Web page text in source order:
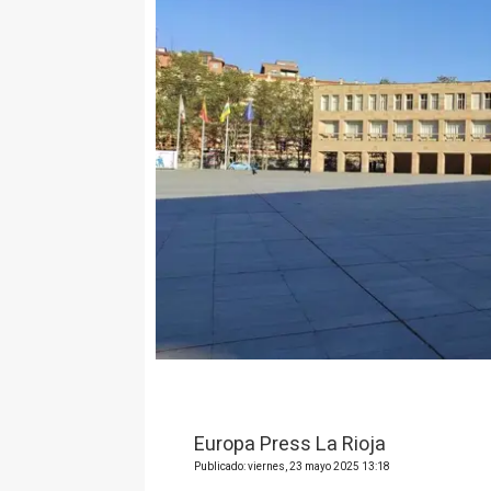
Europa Press La Rioja
Publicado: viernes, 23 mayo 2025 13:18